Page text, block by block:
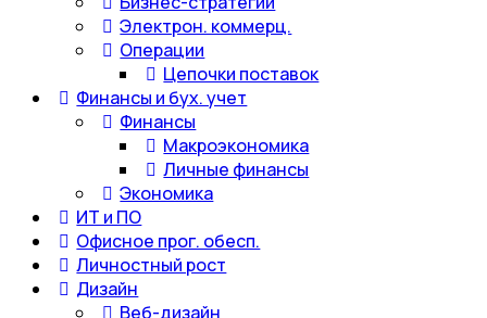
Электрон. коммерц.
Операции
Цепочки поставок
Финансы и бух. учет
Финансы
Макроэкономика
Личные финансы
Экономика
ИТ и ПО
Офисное прог. обесп.
Личностный рост
Дизайн
Веб-дизайн